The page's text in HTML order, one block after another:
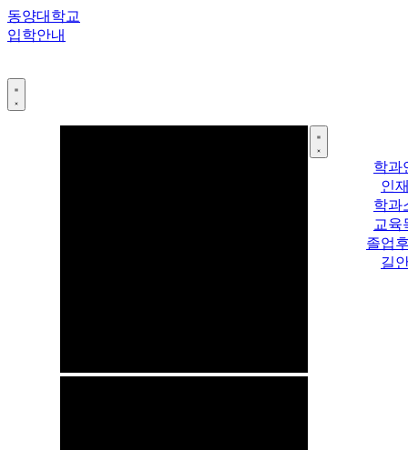
콘
텐
건
너
동양대학교
입학안내
학과
인
학과
교육
졸업
길